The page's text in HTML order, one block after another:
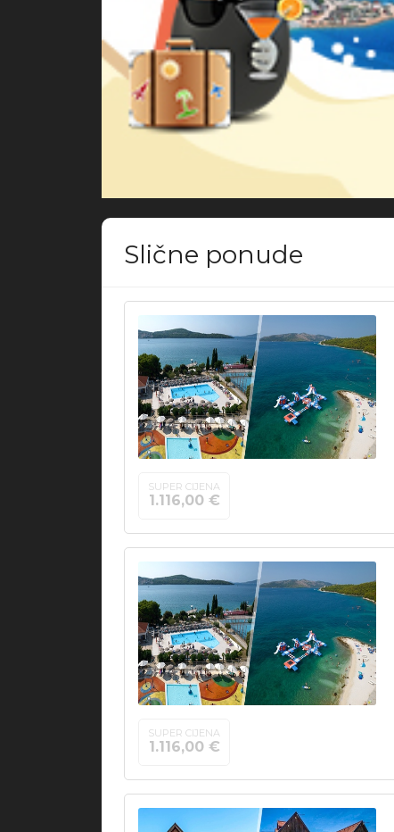
Slične ponude
SUPER CIJENA
1.116,00 €
SUPER CIJENA
1.116,00 €